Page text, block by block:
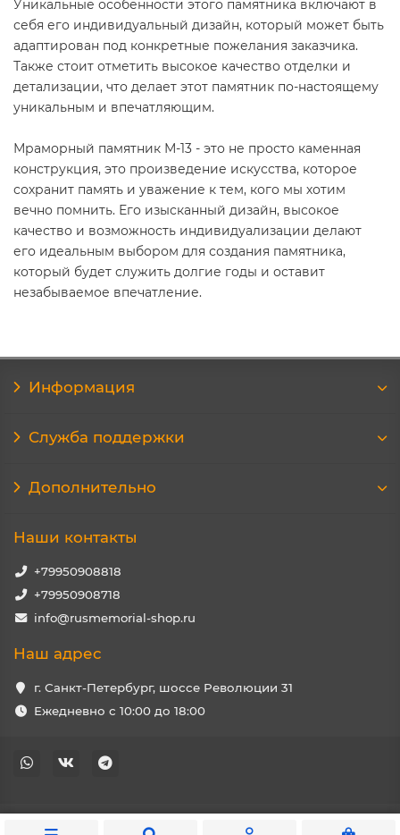
Уникальные особенности этого памятника включают в
себя его индивидуальный дизайн, который может быть
адаптирован под конкретные пожелания заказчика.
Также стоит отметить высокое качество отделки и
детализации, что делает этот памятник по-настоящему
уникальным и впечатляющим.
Мраморный памятник М-13 - это не просто каменная
конструкция, это произведение искусства, которое
сохранит память и уважение к тем, кого мы хотим
вечно помнить. Его изысканный дизайн, высокое
качество и возможность индивидуализации делают
его идеальным выбором для создания памятника,
который будет служить долгие годы и оставит
незабываемое впечатление.
Информация
Служба поддержки
Дополнительно
Наши контакты
+79950908818
+79950908718
info@rusmemorial-shop.ru
Наш адрес
г. Санкт-Петербург, шоссе Революции 31
Ежедневно с 10:00 до 18:00